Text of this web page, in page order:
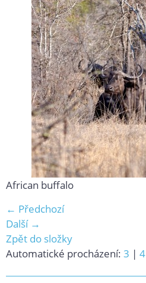
African buffalo
← Předchozí
Další →
Zpět do složky
Automatické procházení: 3 | 4